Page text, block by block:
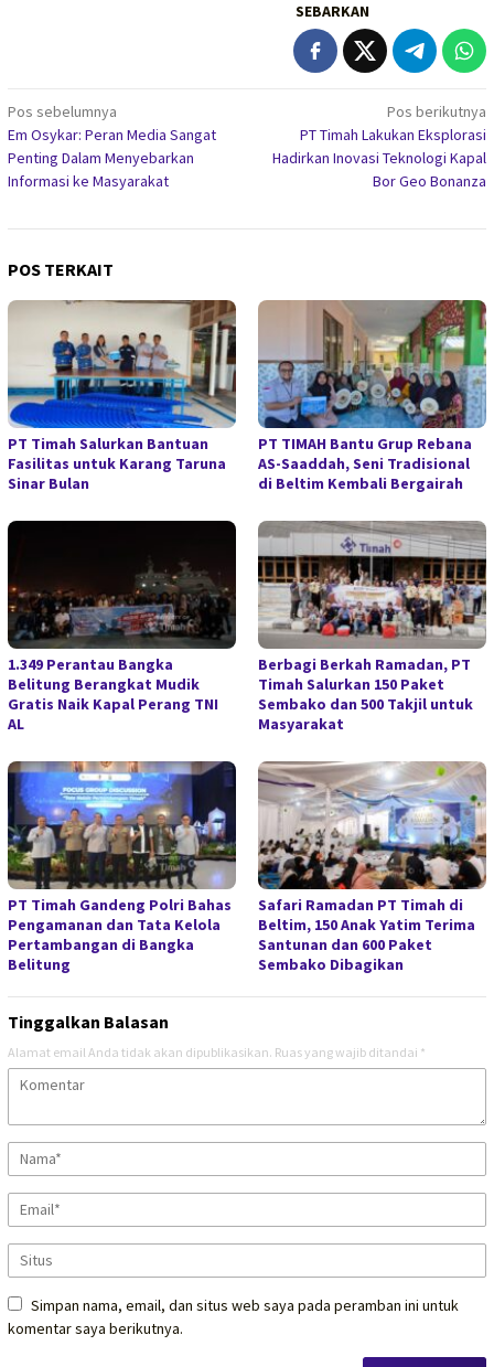
SEBARKAN
Navigasi
pos
Pos sebelumnya
Em Osykar: Peran Media Sangat
Penting Dalam Menyebarkan
Informasi ke Masyarakat
Pos berikutnya
PT Timah Lakukan Eksplorasi
Hadirkan Inovasi Teknologi Kapal
Bor Geo Bonanza
POS TERKAIT
PT Timah Salurkan Bantuan
Fasilitas untuk Karang Taruna
Sinar Bulan
PT TIMAH Bantu Grup Rebana
AS-Saaddah, Seni Tradisional
di Beltim Kembali Bergairah
1.349 Perantau Bangka
Belitung Berangkat Mudik
Gratis Naik Kapal Perang TNI
AL
Berbagi Berkah Ramadan, PT
Timah Salurkan 150 Paket
Sembako dan 500 Takjil untuk
Masyarakat
PT Timah Gandeng Polri Bahas
Pengamanan dan Tata Kelola
Pertambangan di Bangka
Belitung
Safari Ramadan PT Timah di
Beltim, 150 Anak Yatim Terima
Santunan dan 600 Paket
Sembako Dibagikan
Tinggalkan Balasan
Alamat email Anda tidak akan dipublikasikan. Ruas yang wajib ditandai *
Simpan nama, email, dan situs web saya pada peramban ini untuk
komentar saya berikutnya.